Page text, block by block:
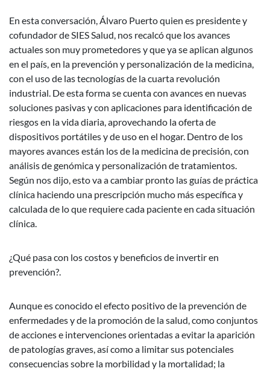
En esta conversación, Álvaro Puerto quien es presidente y
cofundador de SIES Salud, nos recalcó que los avances
actuales son muy prometedores y que ya se aplican algunos
en el país, en la prevención y personalización de la medicina,
con el uso de las tecnologías de la cuarta revolución
industrial. De esta forma se cuenta con avances en nuevas
soluciones pasivas y con aplicaciones para identificación de
riesgos en la vida diaria, aprovechando la oferta de
dispositivos portátiles y de uso en el hogar. Dentro de los
mayores avances están los de la medicina de precisión, con
análisis de genómica y personalización de tratamientos.
Según nos dijo, esto va a cambiar pronto las guías de práctica
clínica haciendo una prescripción mucho más específica y
calculada de lo que requiere cada paciente en cada situación
clínica.
¿Qué pasa con los costos y beneficios de invertir en
prevención?.
Aunque es conocido el efecto positivo de la prevención de
enfermedades y de la promoción de la salud, como conjuntos
de acciones e intervenciones orientadas a evitar la aparición
de patologías graves, así como a limitar sus potenciales
consecuencias sobre la morbilidad y la mortalidad; la